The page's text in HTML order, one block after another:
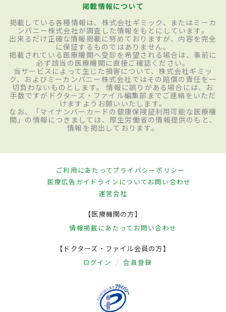
掲載情報について
掲載している各種情報は、株式会社ギミック、またはミーカ
ンパニー株式会社が調査した情報をもとにしています。
出来るだけ正確な情報掲載に努めておりますが、内容を完全
に保証するものではありません。
掲載されている医療機関へ受診を希望される場合は、事前に
必ず該当の医療機関に直接ご確認ください。
当サービスによって生じた損害について、株式会社ギミッ
ク、およびミーカンパニー株式会社ではその賠償の責任を一
切負わないものとします。 情報に誤りがある場合には、お
手数ですがドクターズ・ファイル編集部までご連絡をいただ
けますようお願いいたします。
なお、「マイナンバーカードの健康保険証利用可能な医療機
関」の情報につきましては、厚生労働省の情報提供のもと、
情報を掲出しております。
ご利用にあたってプライバシーポリシー
医療広告ガイドラインについてお問い合わせ
運営会社
【医療機関の方】
情報掲載にあたって お問い合わせ
【ドクターズ・ファイル会員の方】
ログイン 会員登録